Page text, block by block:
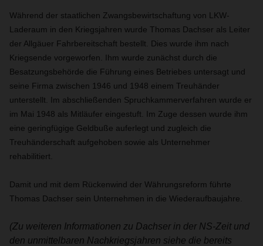
Während der staatlichen Zwangsbewirtschaftung von LKW-
Laderaum in den Kriegsjahren wurde Thomas Dachser als Leiter
der Allgäuer Fahrbereitschaft bestellt. Dies wurde ihm nach
Kriegsende vorgeworfen. Ihm wurde zunächst durch die
Besatzungsbehörde die Führung eines Betriebes untersagt und
seine Firma zwischen 1946 und 1948 einem Treuhänder
unterstellt. Im abschließenden Spruchkammerverfahren wurde er
im Mai 1948 als Mitläufer eingestuft. Im Zuge dessen wurde ihm
eine geringfügige Geldbuße auferlegt und zugleich die
Treuhänderschaft aufgehoben sowie als Unternehmer
rehabilitiert.
Damit und mit dem Rückenwind der Währungsreform führte
Thomas Dachser sein Unternehmen in die Wiederaufbaujahre.
(Zu weiteren Informationen zu Dachser in der NS-Zeit und
den unmittelbaren Nachkriegsjahren siehe die bereits